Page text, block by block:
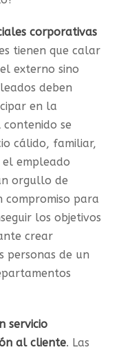
corporativas
tienen que calar
externo sino
deben
en la
se
cálido, familiar,
empleado
orgullo de
compromiso para
los objetivos
crear
personas de un
servicio
al cliente. Las